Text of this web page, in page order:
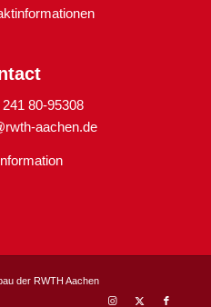
80-95308
aachen.de
der RWTH Aachen